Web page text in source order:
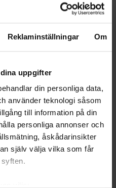
Reklaminställningar Om
uppgifter
din personliga data,
använder teknologi såsom
till information på din
personliga annonser och
åskådarinsikter
själv välja vilka som får
sommar - och sedan
sommarledigheten i